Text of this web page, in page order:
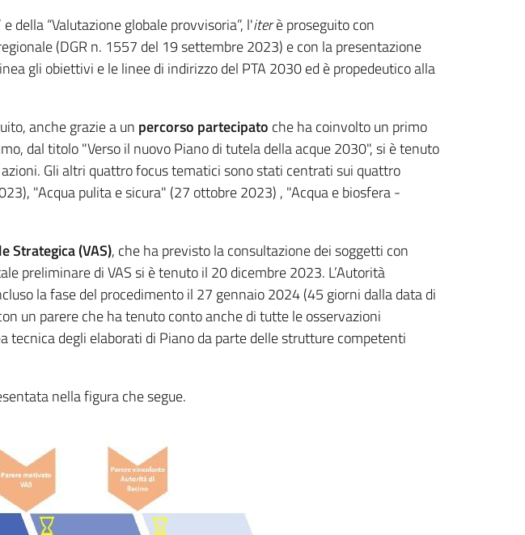
della “Valutazione globale provvisoria”, l'iterè proseguito con
(DGR n. 1557 del 19 settembre 2023) e con la presentazione
gli obiettivi e le linee di indirizzo del PTA 2030 ed è propedeutico alla
anche grazie a un percorso partecipato che ha coinvolto un primo
dal titolo "Verso il nuovo Piano di tutela della acque 2030", si è tenuto
Gli altri quattro focus tematici sono stati centrati sui quattro
"Acqua pulita e sicura" (27 ottobre 2023) , "Acqua e biosfera -
Strategica (VAS), che ha previsto la consultazione dei soggetti con
preliminare di VAS si è tenuto il 20 dicembre 2023. L’Autorità
la fase del procedimento il 27 gennaio 2024 (45 giorni dalla data di
un parere che ha tenuto conto anche di tutte le osservazioni
degli elaborati di Piano da parte delle strutture competenti
nella figura che segue.